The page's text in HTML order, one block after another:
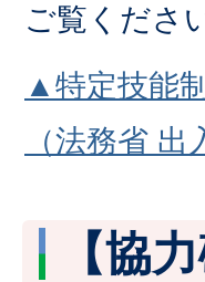
ご覧くださ
▲特定技能
（法務省
【協